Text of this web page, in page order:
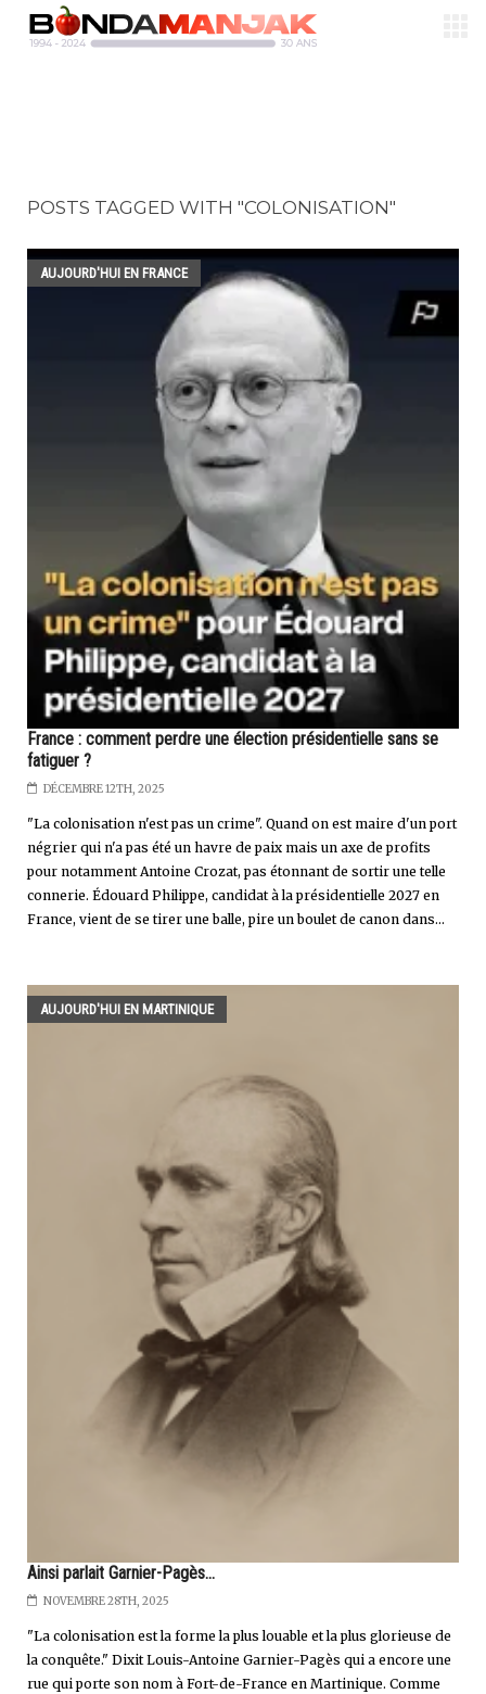
POSTS TAGGED WITH "COLONISATION"
AUJOURD'HUI EN FRANCE
France : comment perdre une élection présidentielle sans se
fatiguer ?
DÉCEMBRE 12TH, 2025
"La colonisation n'est pas un crime". Quand on est maire d'un port
négrier qui n'a pas été un havre de paix mais un axe de profits
pour notamment Antoine Crozat, pas étonnant de sortir une telle
connerie. Édouard Philippe, candidat à la présidentielle 2027 en
France, vient de se tirer une balle, pire un boulet de canon dans...
AUJOURD'HUI EN MARTINIQUE
Ainsi parlait Garnier-Pagès...
NOVEMBRE 28TH, 2025
"La colonisation est la forme la plus louable et la plus glorieuse de
la conquête." Dixit Louis-Antoine Garnier-Pagès qui a encore une
rue qui porte son nom à Fort-de-France en Martinique. Comme